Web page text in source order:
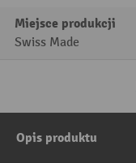
Miejsce produkcji
Swiss Made
Opis produktu